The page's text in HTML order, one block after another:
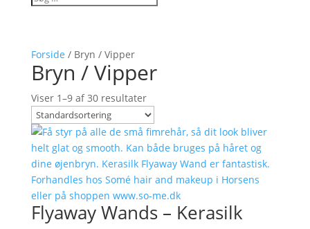
Forside / Bryn / Vipper
Bryn / Vipper
Viser 1–9 af 30 resultater
Flyaway Wands – Kerasilk